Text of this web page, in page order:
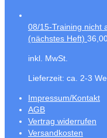
08/15-Training nicht
(nächstes Heft)
inkl. MwSt.
Lieferzeit: ca. 2-3
Impressum/Kontakt
AGB
Vertrag widerrufen
Versandkosten